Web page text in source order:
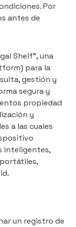
Por
antes de
Shelf”, una
para la
gestión y
segura y
propiedad
y
a las cuales
inteligentes,
un registro de